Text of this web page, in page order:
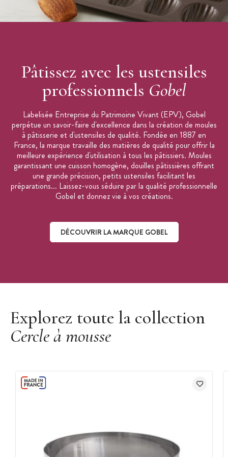
Pâtissez avec les ustensiles
professionnels Gobel
Labelisée Entreprise du Patrimoine Vivant (EPV), Gobel
perpétue un savoir-faire d'excellence dans la création de moules
à pâtisserie et d'ustensiles de qualité. Fondée en 1887 en
France, la marque travaille des matières de qualité pour offrir la
meilleure expérience d'utilisation à tous les pâtissiers. Moules
garantissant une cuisson homogène, douilles pâtissières offrant
une grande précision, petits ustensiles facilitant les
préparations... Laissez-vous séduire par la qualité professionnelle
Gobel et donnez vie à vos créations.
DÉCOUVRIR LA MARQUE GOBEL
Explorez toute la collection
Cercle à mousse